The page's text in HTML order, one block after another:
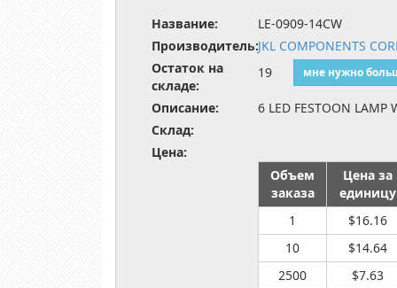
Название:
LE-0909-14CW
Производитель:JKL COMPONENTS
Остаток на
складе:
19 мне нужно
Описание:
6 LED FESTOON LAMP
Склад:
Цена:
Объем
заказа
Цена за
единицу
1
$16.16
10
$14.64
2500
$7.63